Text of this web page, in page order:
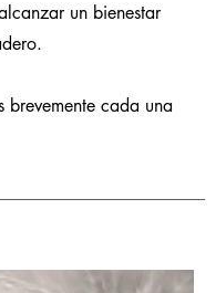
un bienestar
brevemente cada una